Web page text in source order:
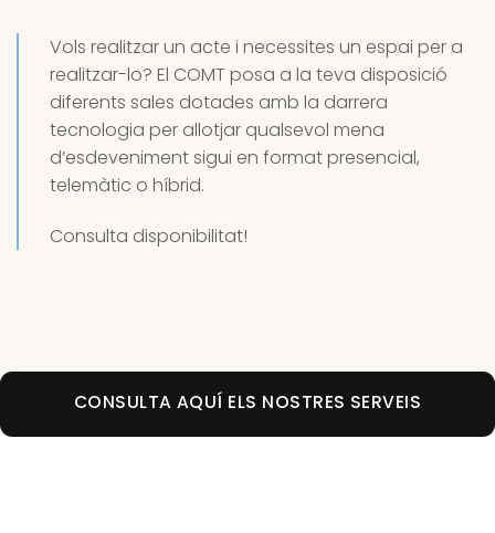
Vols realitzar un acte i necessites un espai per a
realitzar-lo? El COMT posa a la teva disposició
diferents sales dotades amb la darrera
tecnologia per allotjar qualsevol mena
d’esdeveniment sigui en format presencial,
telemàtic o híbrid.
Consulta disponibilitat!
CONSULTA AQUÍ ELS NOSTRES SERVEIS